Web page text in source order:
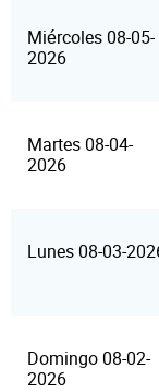
Miércoles 08-05-
2026
Martes 08-04-
2026
Lunes 08-03-
Domingo 08-02-
2026